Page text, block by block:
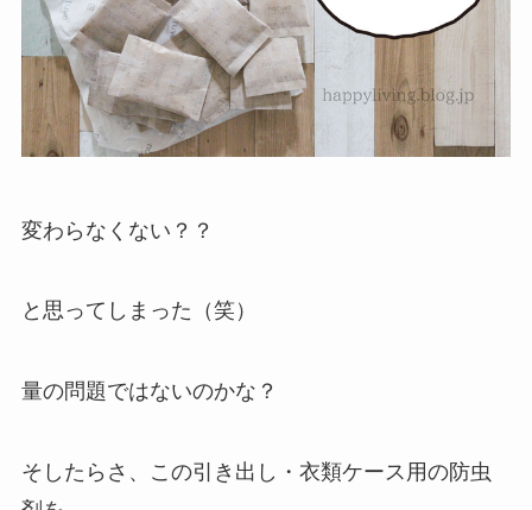
変わらなくない？？
と思ってしまった（笑）
量の問題ではないのかな？
そしたらさ、この引き出し・衣類ケース用の防虫